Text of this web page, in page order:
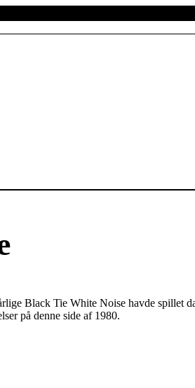
Black Tie White Noise havde spillet
på denne side af 1980.